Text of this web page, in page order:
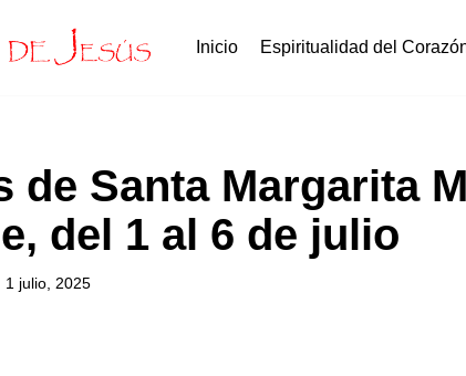
Inicio Espiritualidad del
de Santa Margarita
del 1 al 6 de julio
1 julio, 2025